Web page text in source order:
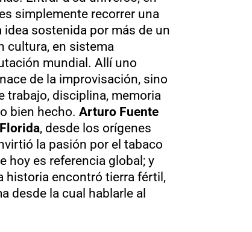
simplemente recorrer una
sostenida por más de un
cultura, en sistema
mundial. Allí uno
de la improvisación, sino
trabajo, disciplina, memoria
bien hecho. Arturo Fuente
Florida, desde los orígenes
la pasión por el tabaco
hoy es referencia global; y
historia encontró tierra fértil,
desde la cual hablarle al